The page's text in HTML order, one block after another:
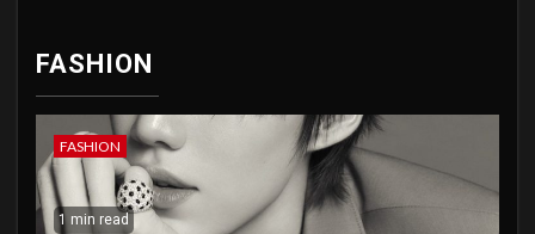
FASHION
FASHION
1 min read